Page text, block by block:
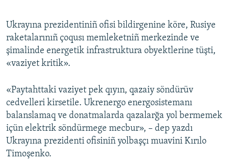
RFE/RS bütün saytları
Ukrayına prezidentiniñ ofisi bildirgenine köre, Rusiye
raketalarınıñ çoqusı memleketniñ merkezinde ve
şimalinde energetik infrastruktura obyektlerine tüşti,
«vaziyet kritik».
«Paytahttaki vaziyet pek qıyın, qazaiy söndürüv
cedvelleri kirsetile. Ukrenergo energosistemanı
balanslamaq ve donatmalarda qazalarğa yol bermemek
içün elektrik söndürmege mecbur», – dep yazdı
Ukrayına prezidenti ofisiniñ yolbaşçı muavini Kırılo
Timoşenko.